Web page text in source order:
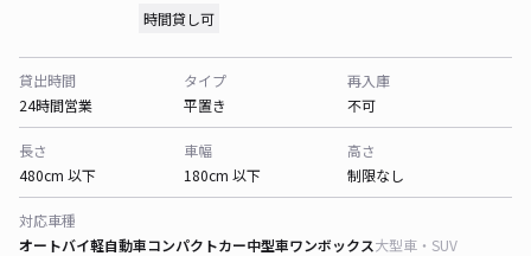
時間貸し可
貸出時間
24時間営業
タイプ
平置き
再入庫
不可
長さ
480cm 以下
車幅
180cm 以下
高さ
制限なし
対応車種
オートバイ軽自動車コンパクトカー中型車ワンボックス大型車・SUV